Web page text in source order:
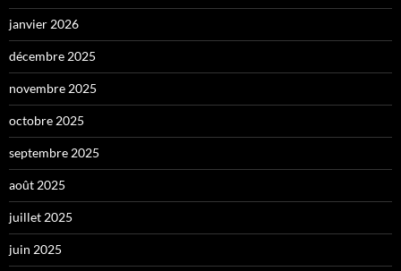
janvier 2026
décembre 2025
novembre 2025
octobre 2025
septembre 2025
août 2025
juillet 2025
juin 2025